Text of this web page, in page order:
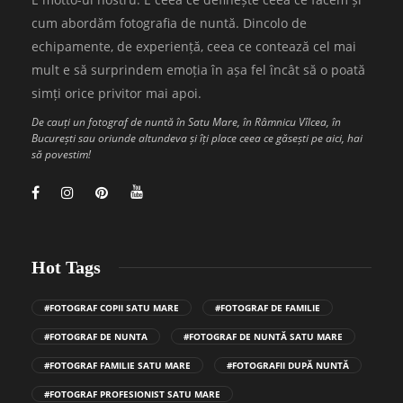
cum abordăm fotografia de nuntă. Dincolo de
echipamente, de experiență, ceea ce contează cel mai
mult e să surprindem emoția în așa fel încât să o poată
simți orice privitor mai apoi.
De cauți un fotograf de nuntă în Satu Mare, în Râmnicu Vîlcea, în
București sau oriunde altundeva și îți place ceea ce găsești pe aici, hai
să povestim!
Hot Tags
#FOTOGRAF COPII SATU MARE #FOTOGRAF DE FAMILIE
#FOTOGRAF DE NUNTA #FOTOGRAF DE NUNTĂ SATU MARE
#FOTOGRAF FAMILIE SATU MARE #FOTOGRAFII DUPĂ NUNTĂ
#FOTOGRAF PROFESIONIST SATU MARE